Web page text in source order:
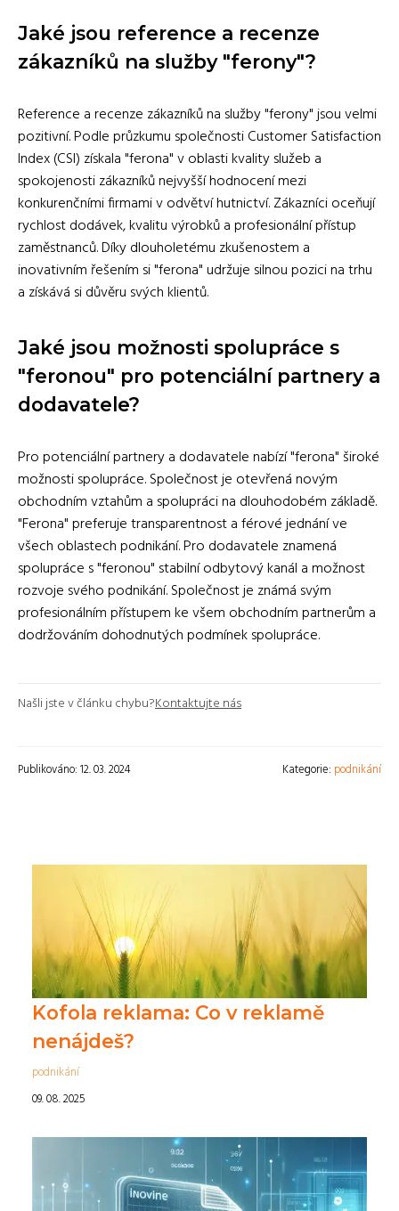
Jaké jsou reference a recenze
zákazníků na služby "ferony"?
Reference a recenze zákazníků na služby "ferony" jsou velmi
pozitivní. Podle průzkumu společnosti Customer Satisfaction
Index (CSI) získala "ferona" v oblasti kvality služeb a
spokojenosti zákazníků nejvyšší hodnocení mezi
konkurenčními firmami v odvětví hutnictví. Zákazníci oceňují
rychlost dodávek, kvalitu výrobků a profesionální přístup
zaměstnanců. Díky dlouholetému zkušenostem a
inovativním řešením si "ferona" udržuje silnou pozici na trhu
a získává si důvěru svých klientů.
Jaké jsou možnosti spolupráce s
"feronou" pro potenciální partnery a
dodavatele?
Pro potenciální partnery a dodavatele nabízí "ferona" široké
možnosti spolupráce. Společnost je otevřená novým
obchodním vztahům a spolupráci na dlouhodobém základě.
"Ferona" preferuje transparentnost a férové jednání ve
všech oblastech podnikání. Pro dodavatele znamená
spolupráce s "feronou" stabilní odbytový kanál a možnost
rozvoje svého podnikání. Společnost je známá svým
profesionálním přístupem ke všem obchodním partnerům a
dodržováním dohodnutých podmínek spolupráce.
Našli jste v článku chybu?Kontaktujte nás
Publikováno: 12. 03. 2024 Kategorie: podnikání
Kofola reklama: Co v reklamě
nenájdeš?
podnikání
09. 08. 2025